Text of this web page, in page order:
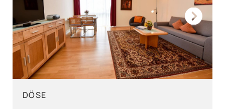
Next
DÖSE